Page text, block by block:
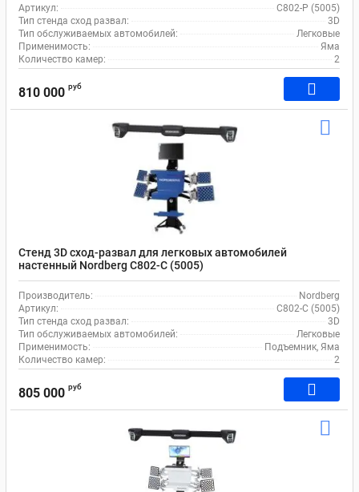
Артикул:
C802-P (5005)
Тип стенда сход развал:
3D
Тип обслуживаемых автомобилей:
Легковые
Применимость:
Яма
Количество камер:
2
810 000 руб
Стенд 3D сход-развал для легковых автомобилей
настенный Nordberg C802-C (5005)
Производитель:
Nordberg
Артикул:
C802-C (5005)
Тип стенда сход развал:
3D
Тип обслуживаемых автомобилей:
Легковые
Применимость:
Подъемник, Яма
Количество камер:
2
805 000 руб